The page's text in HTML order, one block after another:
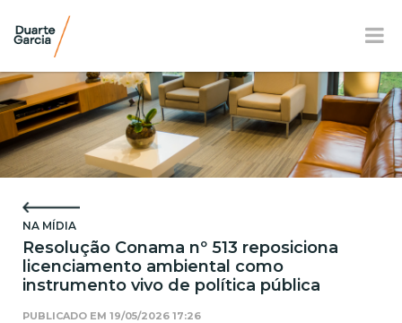
APRESENTAÇÃO
ATUAÇÃO
NOTÍCIAS E E-BOOK
LOCALIZAÇÃO
BR EN FR
NA MÍDIA
Resolução Conama nº 513 reposiciona
licenciamento ambiental como
instrumento vivo de política pública
PUBLICADO EM 19/05/2026 17:26